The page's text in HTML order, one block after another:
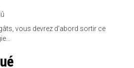
vous devrez d'abord sortir ce